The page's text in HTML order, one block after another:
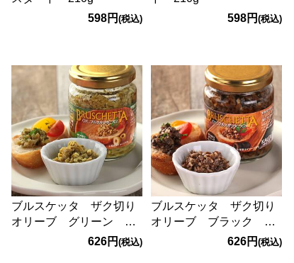
598円(税込)
598円 (税込)
ブルスケッタ ザク切り
オリーブ グリーン
626円(税込)
ブルスケッタ ザク切り
オリーブ ブラック
626円 (税込)